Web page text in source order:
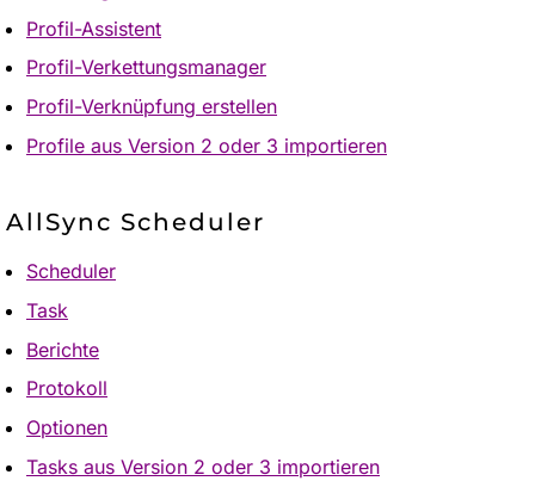
Profil-Assistent
Profil-Verkettungsmanager
Profil-Verknüpfung erstellen
Profile aus Version 2 oder 3 importieren
AllSync Scheduler
Scheduler
Task
Berichte
Protokoll
Optionen
Tasks aus Version 2 oder 3 importieren